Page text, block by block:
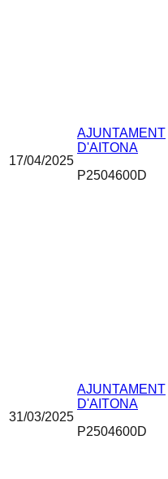
17/04/2025
AJUNTAMENT
D'AITONA
P2504600D
31/03/2025
AJUNTAMENT
D'AITONA
P2504600D